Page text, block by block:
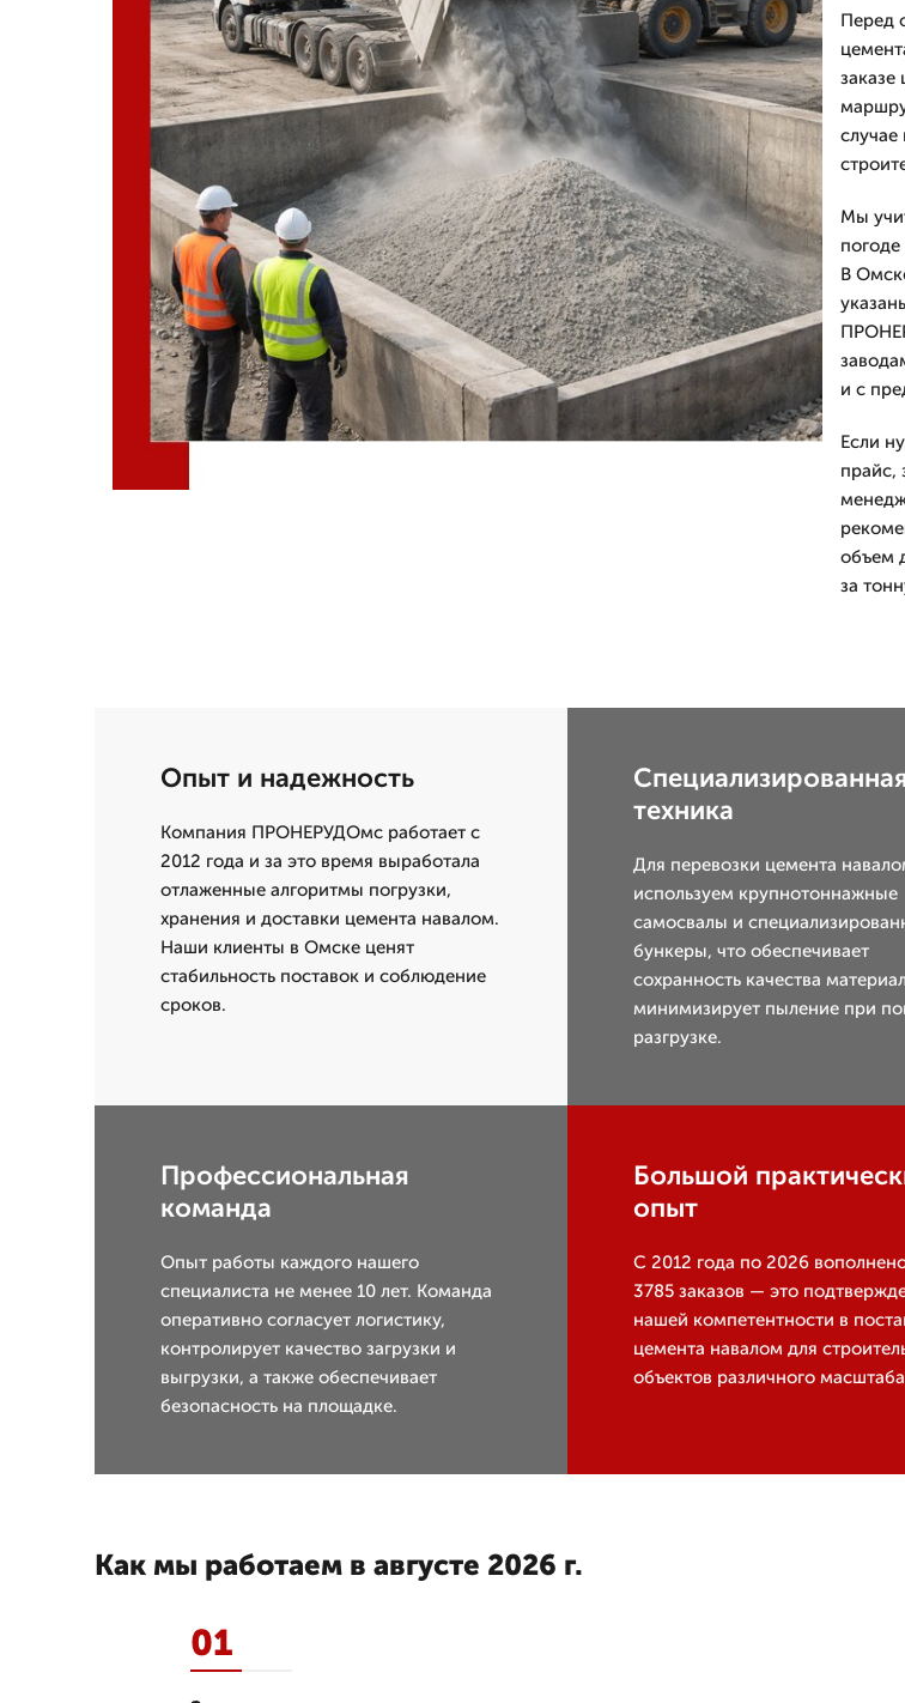
Перед
заказе
Мы
В
и с
Если
прайс,
объем
за
Опыт и надежность
Компания ПРОНЕРУДОмс работает с
2012 года и за это время выработала
отлаженные алгоритмы погрузки,
хранения и доставки цемента навалом.
Наши клиенты в Омске ценят
стабильность поставок и соблюдение
сроков.
Специализированная
техника
Для перевозки цемента
используем крупнотоннажные
самосвалы и
бункеры, что обеспечивает
сохранность качества
минимизирует пыление при
разгрузке.
Профессиональная
команда
Опыт работы каждого нашего
специалиста не менее 10 лет. Команда
оперативно согласует логистику,
контролирует качество загрузки и
выгрузки, а также обеспечивает
безопасность на площадке.
Большой
опыт
С 2012 года по 2026
3785 заказов — это
нашей компетентности в
цемента навалом для
объектов различного
Как мы работаем в августе 2026 г.
01